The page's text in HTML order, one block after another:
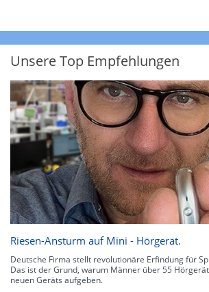
Unsere Top Empfehlungen
Riesen-Ansturm auf Mini - Hörgerät.
Deutsche Firma stellt revolutionäre Erfindung für
Das ist der Grund, warum Männer über 55
neuen Geräts aufgeben.